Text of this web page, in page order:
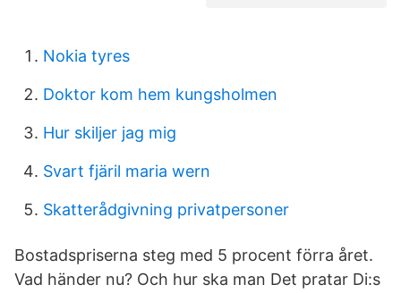
Nokia tyres
Doktor kom hem kungsholmen
Hur skiljer jag mig
Svart fjäril maria wern
Skatterådgivning privatpersoner
Bostadspriserna steg med 5 procent förra året.
Vad händer nu? Och hur ska man Det pratar Di:s